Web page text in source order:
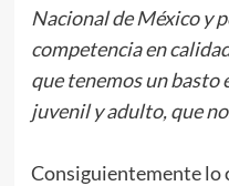
Nacional de México y
competencia en
que tenemos un
juvenil y adulto, que
Consiguientemente lo